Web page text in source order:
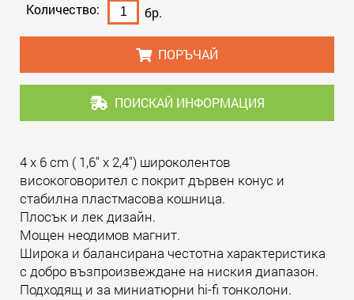
Количество: бр.
ПОРЪЧАЙ
ПОИСКАЙ ИНФОРМАЦИЯ
4 x 6 cm ( 1,6" x 2,4") широколентов
високоговорител с покрит дървен конус и
стабилна пластмасова кошница.
Плосък и лек дизайн.
Мощен неодимов магнит.
Широка и балансирана честотна характеристика
с добро възпроизвеждане на ниския диапазон.
Подходящ и за миниатюрни hi-fi тонколони.